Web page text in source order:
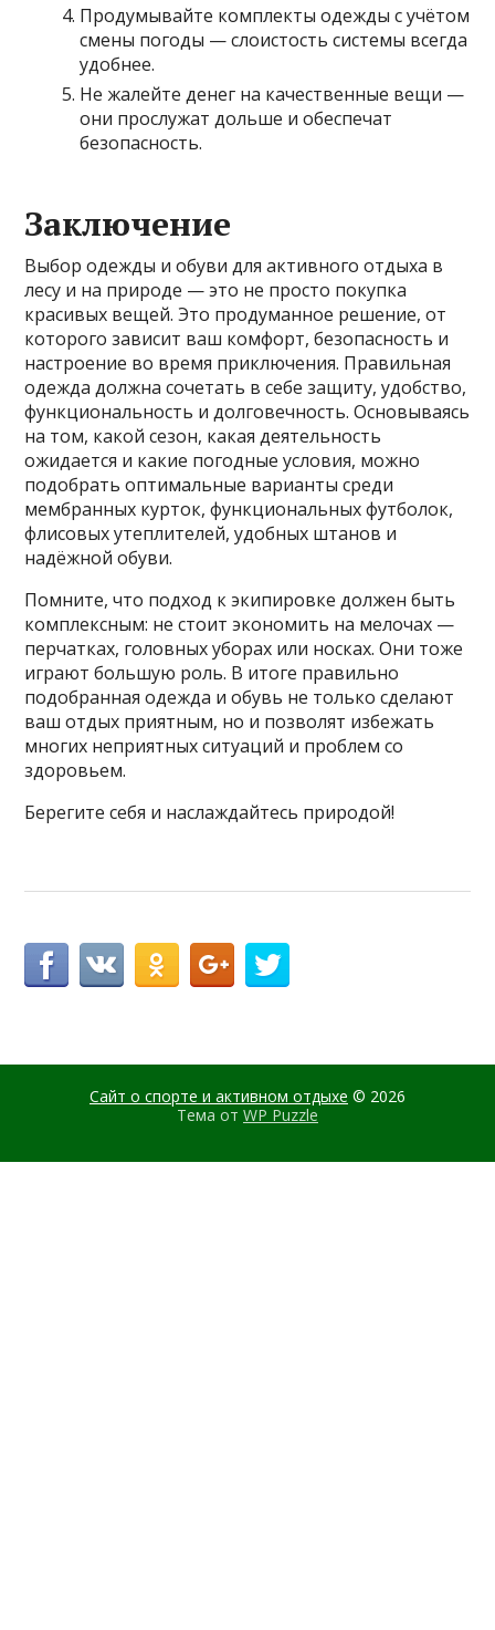
Продумывайте комплекты одежды с учётом
смены погоды — слоистость системы всегда
удобнее.
Не жалейте денег на качественные вещи —
они прослужат дольше и обеспечат
безопасность.
Заключение
Выбор одежды и обуви для активного отдыха в
лесу и на природе — это не просто покупка
красивых вещей. Это продуманное решение, от
которого зависит ваш комфорт, безопасность и
настроение во время приключения. Правильная
одежда должна сочетать в себе защиту, удобство,
функциональность и долговечность. Основываясь
на том, какой сезон, какая деятельность
ожидается и какие погодные условия, можно
подобрать оптимальные варианты среди
мембранных курток, функциональных футболок,
флисовых утеплителей, удобных штанов и
надёжной обуви.
Помните, что подход к экипировке должен быть
комплексным: не стоит экономить на мелочах —
перчатках, головных уборах или носках. Они тоже
играют большую роль. В итоге правильно
подобранная одежда и обувь не только сделают
ваш отдых приятным, но и позволят избежать
многих неприятных ситуаций и проблем со
здоровьем.
Берегите себя и наслаждайтесь природой!
Сайт о спорте и активном отдыхе © 2026
Тема от WP Puzzle